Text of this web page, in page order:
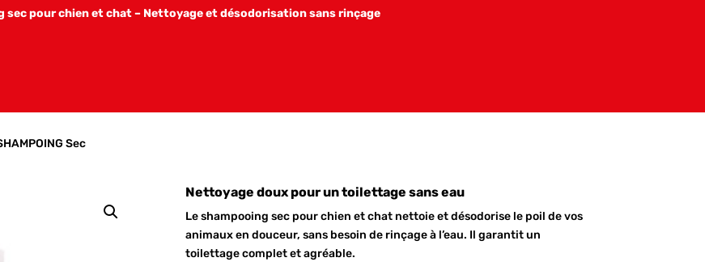
sec pour chien et chat – Nettoyage et désodorisation sans rinçage
Sec
Nettoyage doux pour un toilettage sans eau
Le shampooing sec pour chien et chat nettoie et désodorise le poil de vos
animaux en douceur, sans besoin de rinçage à l’eau. Il garantit un
toilettage complet et agréable.